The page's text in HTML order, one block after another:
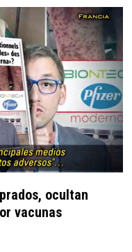
ocultan
vacunas